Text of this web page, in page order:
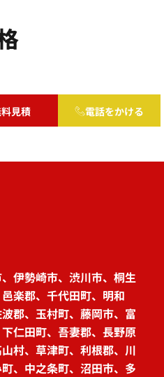
見積 電話をかける
伊勢崎市、渋川市、桐生
楽郡、千代田町、明和
郡、玉村町、藤岡市、富
仁田町、吾妻郡、長野原
村、草津町、利根郡、川
、中之条町、沼田市、多